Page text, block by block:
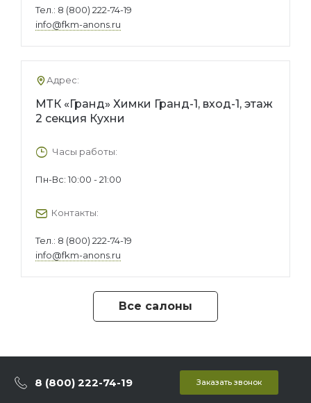
Тел.: 8 (800) 222-74-19
info@fkm-anons.ru
Адрес:
МТК «Гранд» Химки Гранд-1, вход-1, этаж
2 секция Кухни
Часы работы:
Пн-Вс: 10:00 - 21:00
Контакты:
Тел.: 8 (800) 222-74-19
info@fkm-anons.ru
Все салоны
8 (800) 222-74-19 Заказать звонок